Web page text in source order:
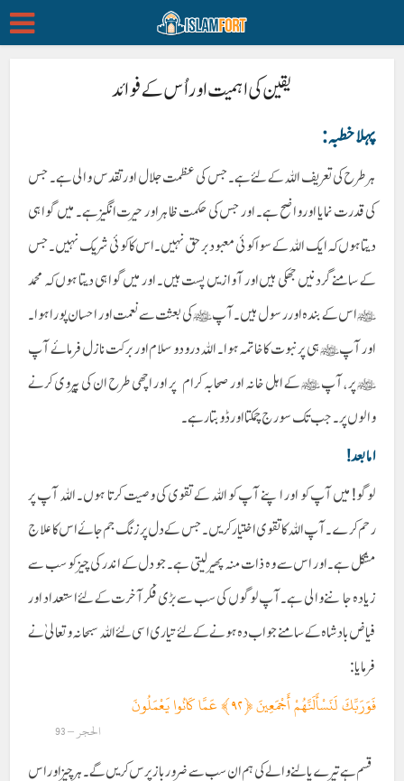
یقین کی اہمیت اور اُس کے فوائد
پہلا خطبہ :
ہر طرح کی تعریف اللہ کے لئے ہے۔ جس کی عظمت جلال اور تقدس والی ہے ۔ جس
کی قدرت نمایا اور واضح ہے۔ اور جس کی حکمت ظاہر اور حیرت انگیز ہے۔ میں گواہی
دیتاہوں کہ ایک اللہ کے سوا کوئی معبود برحق نہیں۔ اس کا کوئی شریک نہیں۔ جس
کے سامنے گردنیں جھکی ہیں اور آوازیں پست ہیں۔ اور میں گواہی دیتا ہوں کہ محمد
ﷺ اس کے بندہ اور رسول ہیں۔ آپ ﷺ کی بعثت سے نعمت اور احسان پورا ہوا۔
اور آپ ﷺ ہی پر نبوت کا خاتمہ ہوا۔ اللہ درود و سلام اور برکت نازل فرمائے آپ
ﷺ پر ، آپ ﷺ کے اہل خانہ اور صحابہ کرام پر اور اچھی طرح ان کی پیروی کرنے
والوں پر ۔ جب تک سورج چمکتا اور ڈوبتار ہے۔
اما بعد !
لوگو! میں آپ کو اور اپنے آپ کو اللہ کے تقوی کی وصیت کرتا ہوں۔ اللہ آپ پر
رحم کرے۔ آپ اللہ کا تقوی اختیار کریں۔ جس کے دل پر زنگ جم جائے اس کا علاج
مشکل ہے۔ اور اس سے وہ ذات منہ پھیر لیتی ہے۔ جو دل کے اندر کی چیز کو سب سے
زیادہ جاننے والی ہے۔ آپ لوگوں کی سب سے بڑی فکر آخرت کے لئے استعداد اور
فیاض بادشاہ کے سامنے جواب دہ ہونے کے لئے تیاری اسی لئے اللہ سبحانہ و تعالیٰ نے
فرمایا :
فَوَرَبِّكَ لَنَسْأَلَنَّهُمْ أَجْمَعِينَ ‎﴿٩٢﴾‏ عَمَّا كَانُوا يَعْمَلُونَ
الحجر – 93
قسم ہے تیرے پالنے والے کی ہم ان سب سے ضرور باز پرس کریں گے۔ ہر چیز اور اس